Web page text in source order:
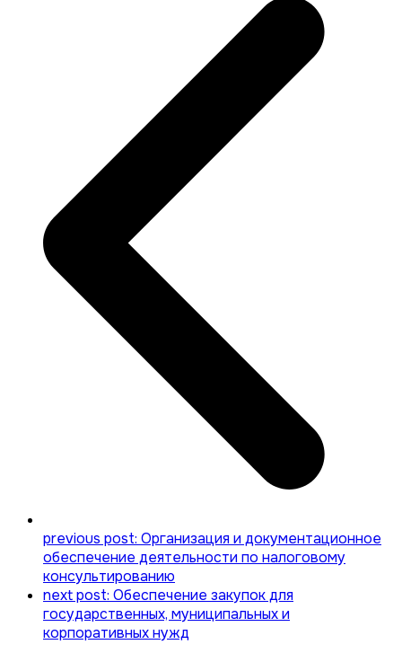
previous post: Организация и документационное
обеспечение деятельности по налоговому
консультированию
next post: Обеспечение закупок для
государственных, муниципальных и
корпоративных нужд